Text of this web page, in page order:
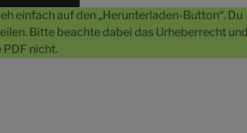
einfach auf den „Herunterladen-Button“. Du
Bitte beachte dabei das Urheberrecht und
PDF nicht.